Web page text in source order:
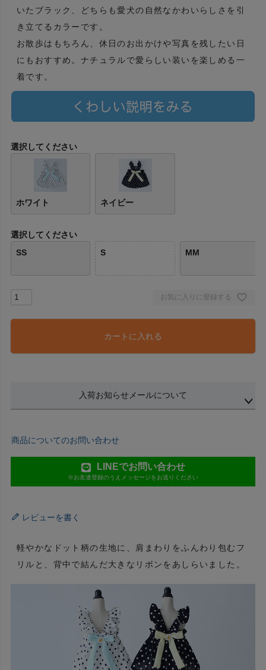
いたブラック、どちらも愛犬の自然なかわいらしさを引
き立てるカラーです。
お散歩はもちろん、休日のお出かけや写真を残したい日
にもおすすめ。ナチュラルで愛らしい装いを楽しめる一
着です。
選択してください
ホワイト ネイビー
選択してください
SS
S MM
お気に入りに登録する
カートに入れる
入荷お知らせメールについて
商品についてのお問い合わせ
LINEでお問い合わせ
※お友達登録のうえメッセージをお送りください
レビューを書く
軽やかなドット柄の生地に、肩まわりをふんわり包むフ
リルと、背中で結んだ大きなリボンをあしらいました。